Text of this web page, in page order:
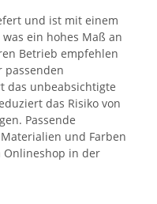
und ist mit einem
ein hohes Maß an
Betrieb empfehlen
passenden
das unbeabsichtigte
das Risiko von
Passende
und Farben
Onlineshop in der